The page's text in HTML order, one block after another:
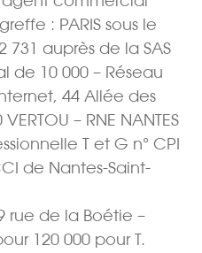
: PARIS sous le
731 auprès de la SAS
de 10 000 – Réseau
44 Allée des
– RNE NANTES
T et G n° CPI
de Nantes-Saint-
rue de la Boétie –
120 000 pour T.